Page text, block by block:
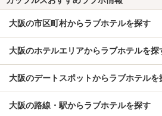
大阪の市区町村からラブホテルを探す
大阪のホテルエリアからラブホテルを探
大阪のデートスポットからラブホテルを
大阪の路線・駅からラブホテルを探す